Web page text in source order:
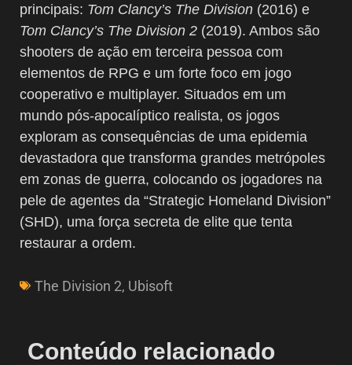
principais: Tom Clancy’s The Division (2016) e
Tom Clancy’s The Division 2 (2019). Ambos são
shooters de ação em terceira pessoa com
elementos de RPG e um forte foco em jogo
cooperativo e multiplayer. Situados em um
mundo pós-apocalíptico realista, os jogos
exploram as consequências de uma epidemia
devastadora que transforma grandes metrópoles
em zonas de guerra, colocando os jogadores na
pele de agentes da “Strategic Homeland Division”
(SHD), uma força secreta de elite que tenta
restaurar a ordem.
The Division 2, Ubisoft
Conteúdo relacionado